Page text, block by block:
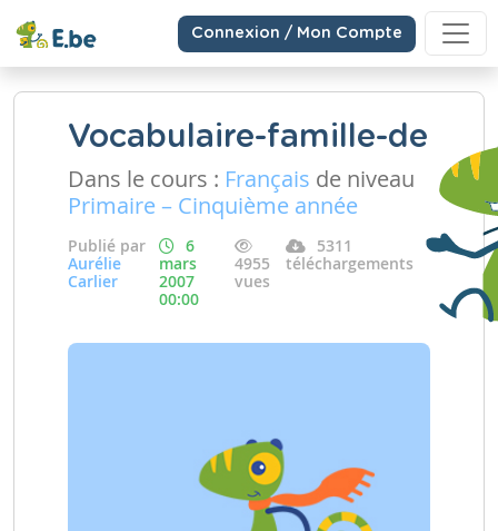
Connexion / Mon Compte
Vocabulaire-famille-de
Dans le cours : Français de niveau
Primaire – Cinquième année
Publié par
Aurélie
Carlier
6
mars
2007
00:00
4955
vues
5311
téléchargements